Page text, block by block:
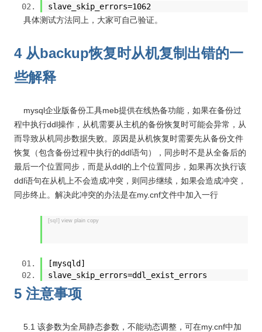
slave_skip_errors=1062
具体测试方法同上，大家可自己验证。
4 从backup恢复时从机复制出错的一
些解释
mysql企业版备份工具meb提供在线热备功能，如果在备份过
程中执行ddl操作，从机需要从主机的备份恢复时可能会异常，从
而导致从机同步数据失败。原因是从机恢复时需要先从备份文件
恢复（包含备份过程中执行的ddl语句），同步时不是从全备后的
最后一个位置同步，而是从ddl的上个位置同步，如果再次执行该
ddl语句在从机上不会造成冲突，则同步继续，如果会造成冲突，
同步终止。解决此冲突的办法是在my.cnf文件中加入一行
[sql] view plain copy
[mysqld]
slave_skip_errors=ddl_exist_errors
5 注意事项
5.1 该参数为全局静态参数，不能动态调整，可在my.cnf中加